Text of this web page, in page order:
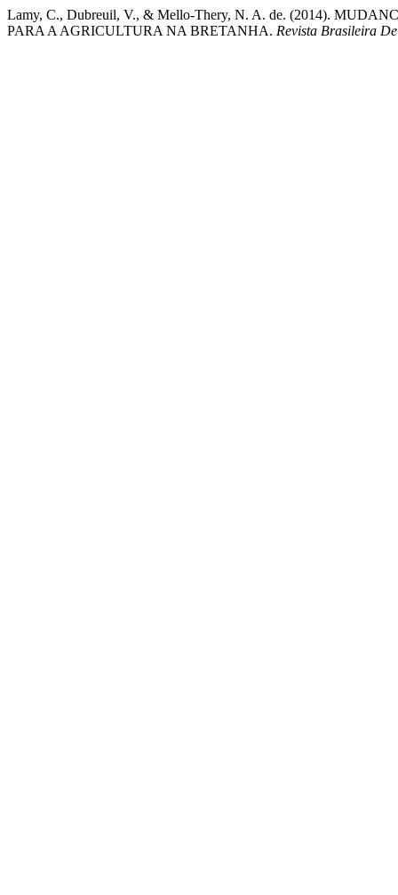
Lamy, C., Dubreuil, V., & Mello-Thery, N. A. de. (2014).
PARA A AGRICULTURA NA BRETANHA. Revista Brasileira